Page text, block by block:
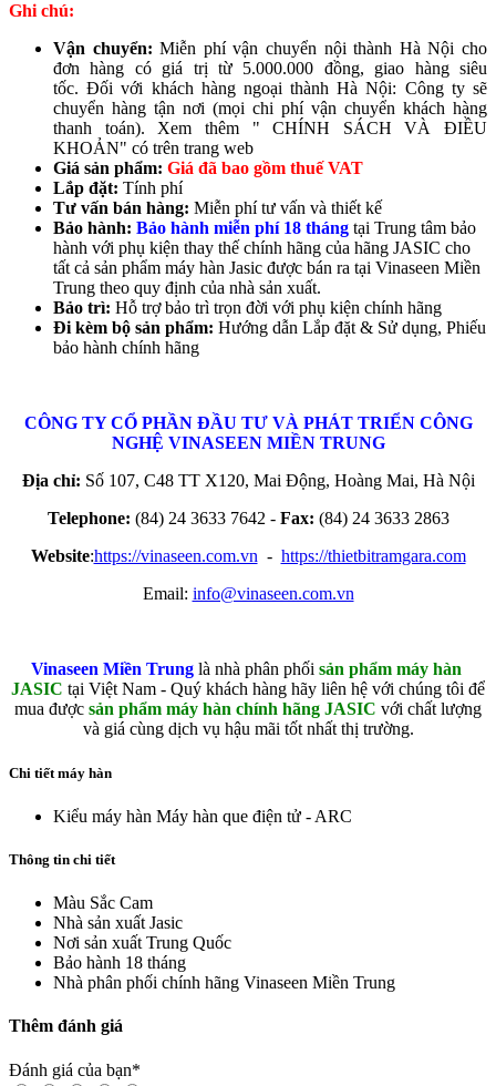
Ghi chú:
Vận chuyển: Miễn phí vận chuyển nội thành Hà Nội cho
đơn hàng có giá trị từ 5.000.000 đồng, giao hàng siêu
tốc. Đối với khách hàng ngoại thành Hà Nội: Công ty sẽ
chuyển hàng tận nơi (mọi chi phí vận chuyển khách hàng
thanh toán). Xem thêm " CHÍNH SÁCH VÀ ĐIỀU
KHOẢN" có trên trang web
Giá sản phẩm: Giá đã bao gồm thuế VAT
Lắp đặt: Tính phí
Tư vấn bán hàng: Miễn phí tư vấn và thiết kế
Bảo hành: Bảo hành miễn phí 18 tháng tại Trung tâm bảo
hành với phụ kiện thay thế chính hãng của hãng JASIC cho
tất cả sản phẩm máy hàn Jasic được bán ra tại Vinaseen Miền
Trung theo quy định của nhà sản xuất.
Bảo trì: Hỗ trợ bảo trì trọn đời với phụ kiện chính hãng
Đi kèm bộ sản phẩm: Hướng dẫn Lắp đặt & Sử dụng, Phiếu
bảo hành chính hãng
CÔNG TY CỔ PHẦN ĐẦU TƯ VÀ PHÁT TRIỂN CÔNG
NGHỆ VINASEEN MIỀN TRUNG
Địa chỉ: Số 107, C48 TT X120, Mai Động, Hoàng Mai, Hà Nội
Telephone: (84) 24 3633 7642 - Fax: (84) 24 3633 2863
Website:https://vinaseen.com.vn - https://thietbitramgara.com
Email: info@vinaseen.com.vn
Vinaseen Miền Trunglà nhà phân phối sản phẩm máy hàn
JASIC tại Việt Nam - Quý khách hàng hãy liên hệ với chúng tôi để
mua được sản phẩm máy hàn chính hãng JASIC với chất lượng
và giá cùng dịch vụ hậu mãi tốt nhất thị trường.
Chi tiết máy hàn
Kiểu máy hàn Máy hàn que điện tử - ARC
Thông tin chi tiết
Màu Sắc Cam
Nhà sản xuất Jasic
Nơi sản xuất Trung Quốc
Bảo hành 18 tháng
Nhà phân phối chính hãng Vinaseen Miền Trung
Thêm đánh giá
Đánh giá của bạn*